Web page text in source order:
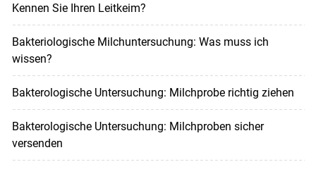
Kennen Sie Ihren Leitkeim?
Bakteriologische Milchuntersuchung: Was muss ich
wissen?
Bakterologische Untersuchung: Milchprobe richtig ziehen
Bakterologische Untersuchung: Milchproben sicher
versenden